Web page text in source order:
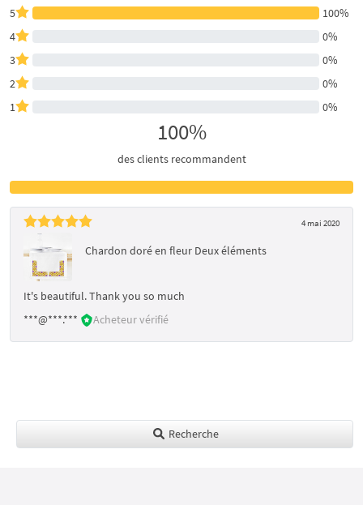
5
100%
4
0%
3
0%
2
0%
1
0%
100%
des clients recommandent
4 mai 2020
Chardon doré en fleur Deux éléments
It's beautiful. Thank you so much
***@***.***
Acheteur vérifié
Recherche